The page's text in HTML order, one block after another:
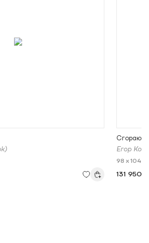
Егор
98 x 104 x
131 950 ₽